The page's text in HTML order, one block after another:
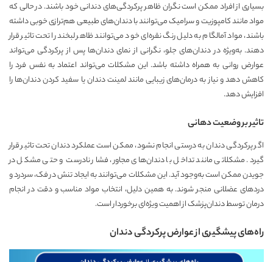
بسیاری از افراد ممکن است نگران ظاهر پرکردگی‌های دندانی خود باشند. در حالی که
مواد مانند کامپوزیت و سرامیک می‌توانند با دندان‌های طبیعی هم‌ترازی خوبی داشته
باشند، مواد آمالگام به دلیل رنگ نقره‌ای خود می‌توانند ظاهر لبخند را تحت تاثیر قرار
دهند. به‌ویژه در دندان‌های جلو، نگرانی از نمای دندان‌ها پس از پرکردگی می‌تواند
عوارض روانی به همراه داشته باشد. این مشکلات می‌تواند اعتماد به نفس فرد را
کاهش دهد و نیاز به درمان‌های زیبایی مانند لمینت دندان یا سفید کردن دندان‌ها را
افزایش دهد.
تاثیر بر وضعیت دهانی
اگر پرکردگی دندان به درستی انجام نشود، ممکن است عملکرد دندان تحت تاثیر قرار
گیرد. مشکلاتی مانند تداخل با دندان‌های مجاور، فشار نادرست و حتی مشکل در
جویدن ممکن است به‌وجود آید. این مشکلات می‌توانند به ایجاد تنش در فک، سردرد و
دردهای عضلانی منجر شوند. به همین دلیل، انتخاب مواد مناسب و دقت در انجام
درمان توسط دندان‌پزشک از اهمیت ویژه‌ای برخوردار است.
راه‌های پیشگیری از عوارض پرکردگی دندان